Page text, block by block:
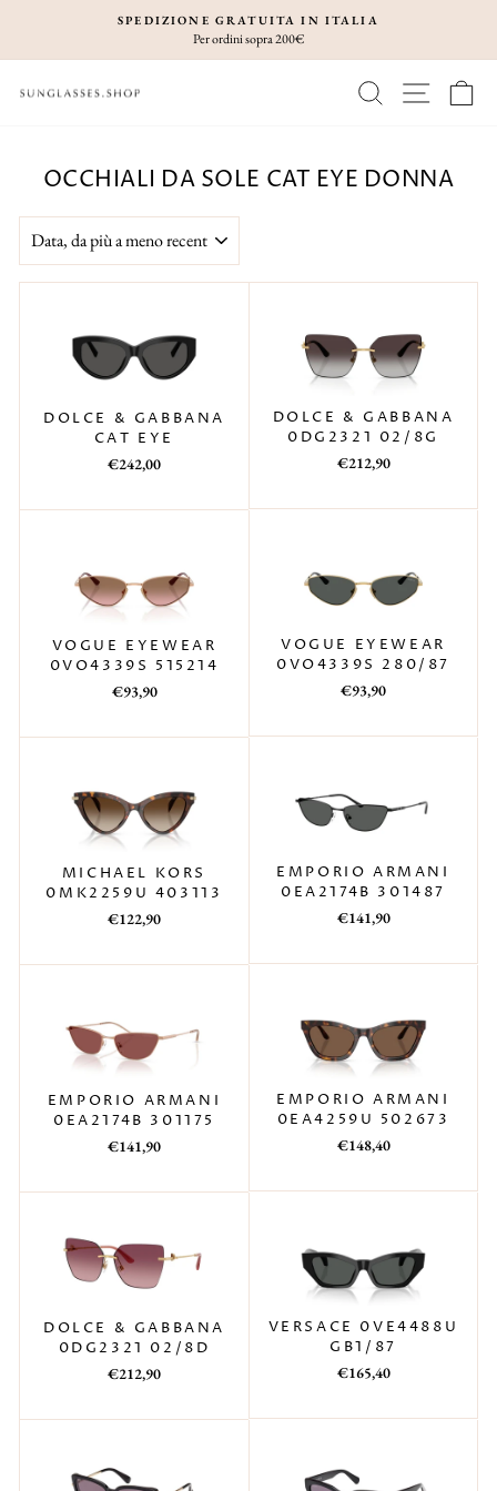
ai
contenuti
Metti
SPEDIZIONE GRATUITA IN ITALIA
Per ordini sopra 200€
CERCA
OCCHIALI DA SOLE CAT EYE DONNA
ORDINA
DOLCE & GABBANA
CAT EYE
€242,00
DOLCE & GABBANA
0DG2321 02/8G
Prezzo
listino
Prezzo
€212,90
VOGUE EYEWEAR
0VO4339S 515214
Prezzo
Prezzo
€93,90
VOGUE EYEWEAR
0VO4339S 280/87
Prezzo
listino
Prezzo
€93,90
MICHAEL KORS
0MK2259U 403113
Prezzo
Prezzo
€122,90
EMPORIO ARMANI
0EA2174B 301487
Prezzo
listino
Prezzo
€141,90
EMPORIO ARMANI
0EA2174B 301175
Prezzo
Prezzo
€141,90
EMPORIO ARMANI
0EA4259U 502673
Prezzo
listino
Prezzo
€148,40
DOLCE & GABBANA
0DG2321 02/8D
Prezzo
Prezzo
€212,90
VERSACE 0VE4488U
GB1/87
Prezzo
listino
Prezzo
€165,40